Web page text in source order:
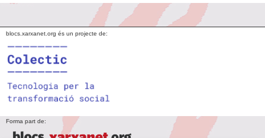
blocs.xarxanet.org és un projecte de:
Forma part de: